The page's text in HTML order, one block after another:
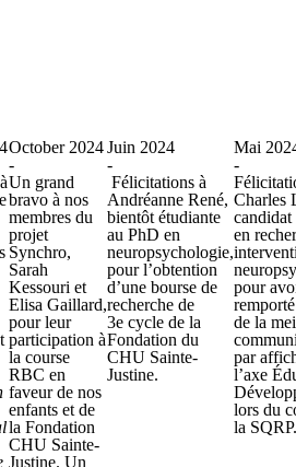
October 2024
-
Un grand
bravo à nos
membres du
projet
Synchro,
Sarah
Kessouri et
Elisa Gaillard,
pour leur
participation à
la course
RBC en
faveur de nos
enfants et de
la Fondation
CHU Sainte-
Justine. Un
Juin 2024
-
Félicitations à
Andréanne René,
bientôt étudiante
au PhD en
neuropsychologie,
pour l’obtention
d’une bourse de
recherche de
3e cycle de la
Fondation du
CHU Sainte-
Justine.
Mai
-
Charles
en
pour
de la
par
l’axe
lors du
la SQRP.